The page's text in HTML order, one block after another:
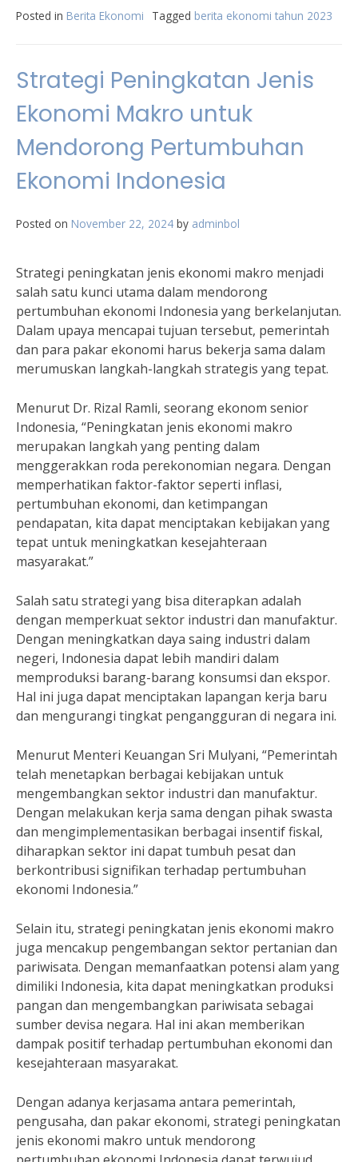
Posted in Berita Ekonomi Tagged berita ekonomi tahun 2023
Strategi Peningkatan Jenis
Ekonomi Makro untuk
Mendorong Pertumbuhan
Ekonomi Indonesia
Posted on November 22, 2024 by adminbol
Strategi peningkatan jenis ekonomi makro menjadi
salah satu kunci utama dalam mendorong
pertumbuhan ekonomi Indonesia yang berkelanjutan.
Dalam upaya mencapai tujuan tersebut, pemerintah
dan para pakar ekonomi harus bekerja sama dalam
merumuskan langkah-langkah strategis yang tepat.
Menurut Dr. Rizal Ramli, seorang ekonom senior
Indonesia, “Peningkatan jenis ekonomi makro
merupakan langkah yang penting dalam
menggerakkan roda perekonomian negara. Dengan
memperhatikan faktor-faktor seperti inflasi,
pertumbuhan ekonomi, dan ketimpangan
pendapatan, kita dapat menciptakan kebijakan yang
tepat untuk meningkatkan kesejahteraan
masyarakat.”
Salah satu strategi yang bisa diterapkan adalah
dengan memperkuat sektor industri dan manufaktur.
Dengan meningkatkan daya saing industri dalam
negeri, Indonesia dapat lebih mandiri dalam
memproduksi barang-barang konsumsi dan ekspor.
Hal ini juga dapat menciptakan lapangan kerja baru
dan mengurangi tingkat pengangguran di negara ini.
Menurut Menteri Keuangan Sri Mulyani, “Pemerintah
telah menetapkan berbagai kebijakan untuk
mengembangkan sektor industri dan manufaktur.
Dengan melakukan kerja sama dengan pihak swasta
dan mengimplementasikan berbagai insentif fiskal,
diharapkan sektor ini dapat tumbuh pesat dan
berkontribusi signifikan terhadap pertumbuhan
ekonomi Indonesia.”
Selain itu, strategi peningkatan jenis ekonomi makro
juga mencakup pengembangan sektor pertanian dan
pariwisata. Dengan memanfaatkan potensi alam yang
dimiliki Indonesia, kita dapat meningkatkan produksi
pangan dan mengembangkan pariwisata sebagai
sumber devisa negara. Hal ini akan memberikan
dampak positif terhadap pertumbuhan ekonomi dan
kesejahteraan masyarakat.
Dengan adanya kerjasama antara pemerintah,
pengusaha, dan pakar ekonomi, strategi peningkatan
jenis ekonomi makro untuk mendorong